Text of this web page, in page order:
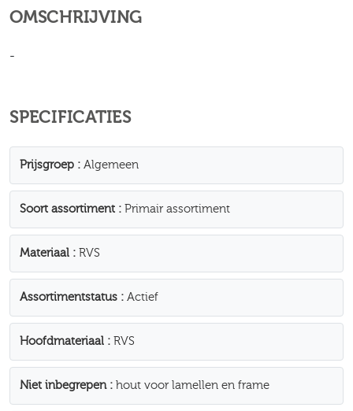
OMSCHRIJVING
-
SPECIFICATIES
Prijsgroep Algemeen
Soort assortiment Primair assortiment
Materiaal RVS
Assortimentstatus Actief
Hoofdmateriaal RVS
Niet inbegrepen hout voor lamellen en frame